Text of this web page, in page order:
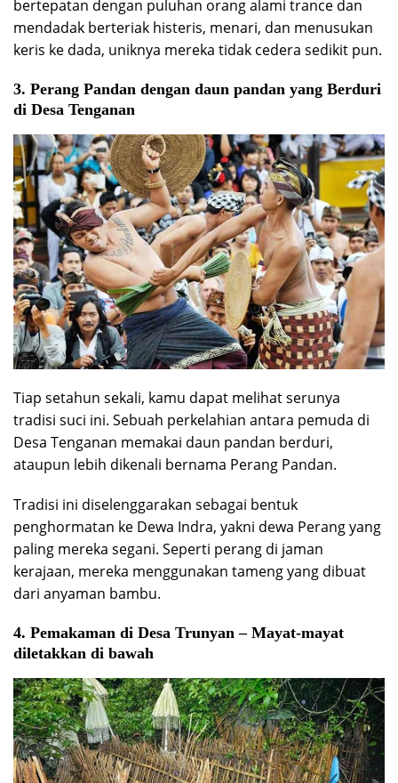
bertepatan dengan puluhan orang alami trance dan
mendadak berteriak histeris, menari, dan menusukan
keris ke dada, uniknya mereka tidak cedera sedikit pun.
3. Perang Pandan dengan daun pandan yang Berduri
di Desa Tenganan
Tiap setahun sekali, kamu dapat melihat serunya
tradisi suci ini. Sebuah perkelahian antara pemuda di
Desa Tenganan memakai daun pandan berduri,
ataupun lebih dikenali bernama Perang Pandan.
Tradisi ini diselenggarakan sebagai bentuk
penghormatan ke Dewa Indra, yakni dewa Perang yang
paling mereka segani. Seperti perang di jaman
kerajaan, mereka menggunakan tameng yang dibuat
dari anyaman bambu.
4. Pemakaman di Desa Trunyan – Mayat-mayat
diletakkan di bawah